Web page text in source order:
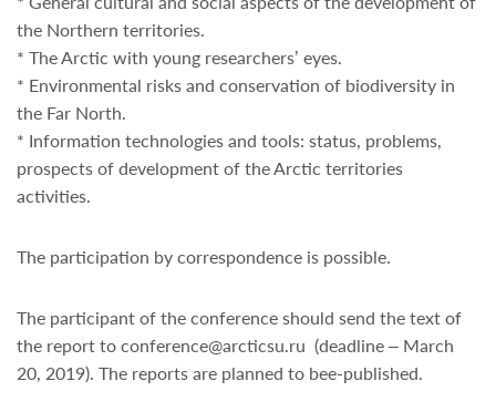
the Northern territories.
* The Arctic with young researchers’ eyes.
* Environmental risks and conservation of biodiversity in
the Far North.
* Information technologies and tools: status, problems,
prospects of development of the Arctic territories
activities.
The participation by correspondence is possible.
The participant of the conference should send the text of
the report to conference@arcticsu.ru (deadline – March
20, 2019). The reports are planned to bee-published.